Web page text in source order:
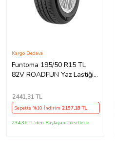
Funtoma 195/50 R15 TL
82V ROADFUN Yaz Lastiği
Kargo Bedava
2441,31 TL
Sepette %10 İndirim 2197,18 TL
234,36 TL'den Başlayan Taksitlerle